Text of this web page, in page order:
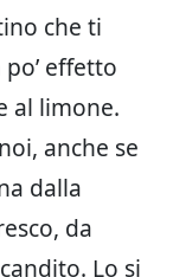
che ti
effetto
al limone.
anche se
dalla
da
Lo si